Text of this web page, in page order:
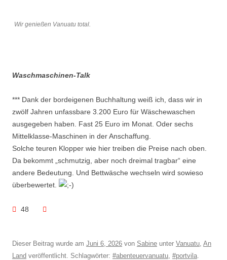
Wir genießen Vanuatu total.
Waschmaschinen-Talk
*** Dank der bordeigenen Buchhaltung weiß ich, dass wir in
zwölf Jahren unfassbare 3.200 Euro für Wäschewaschen
ausgegeben haben. Fast 25 Euro im Monat. Oder sechs
Mittelklasse-Maschinen in der Anschaffung.
Solche teuren Klopper wie hier treiben die Preise nach oben.
Da bekommt „schmutzig, aber noch dreimal tragbar“ eine
andere Bedeutung. Und Bettwäsche wechseln wird sowieso
überbewertet.
48
Dieser Beitrag wurde am Juni 6, 2026 von Sabine unter Vanuatu, An
Land veröffentlicht. Schlagwörter: #abenteuervanuatu, #portvila.